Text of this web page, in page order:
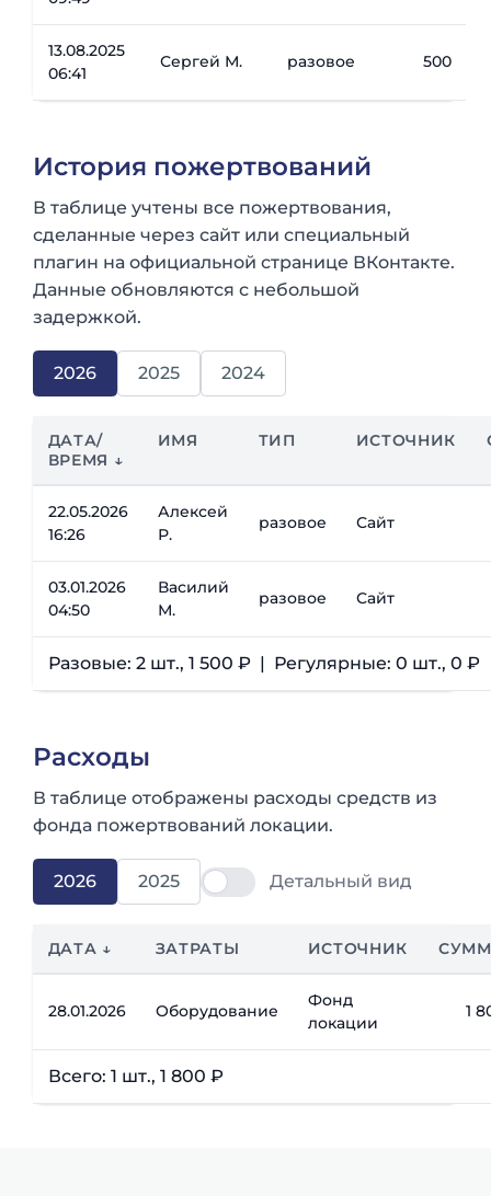
13.08.2025
06:41
Сергей М. разовое 500
История пожертвований
В таблице учтены все пожертвования,
сделанные через сайт или специальный
плагин на официальной странице ВКонтакте.
Данные обновляются с небольшой
задержкой.
2026 2025 2024
ДАТА/
ВРЕМЯ ↓
ИМЯ ТИП ИСТОЧНИК
22.05.2026
16:26
Алексей
Р.
разовое Сайт
03.01.2026
04:50
Василий
М.
разовое Сайт
Разовые: 2 шт., 1 500 ₽ | Регулярные: 0 шт., 0 ₽
Расходы
В таблице отображены расходы средств из
фонда пожертвований локации.
2026 2025 Детальный вид
ДАТА ↓ ЗАТРАТЫ ИСТОЧНИК
28.01.2026 Оборудование
Фонд
локации
1
Всего: 1 шт., 1 800 ₽